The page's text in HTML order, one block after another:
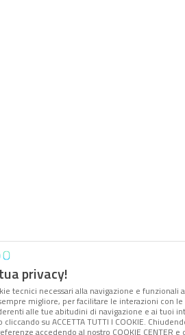
privacy!
tecnici necessari alla navigazione e
migliore, per facilitare le interazioni con
alle tue abitudini di navigazione e ai tuoi
su ACCETTA TUTTI I COOKIE.
accedendo al nostro COOKIE